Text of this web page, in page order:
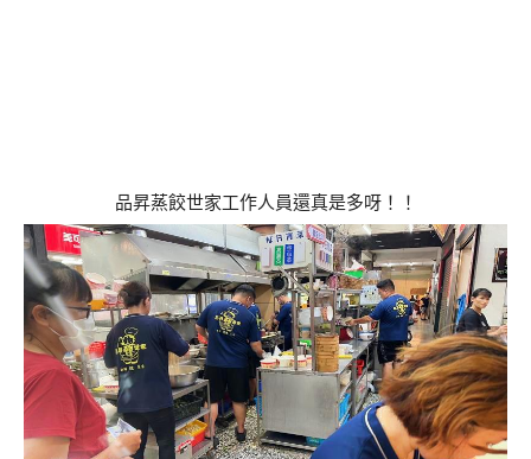
品昇蒸餃世家工作人員還真是多呀！！